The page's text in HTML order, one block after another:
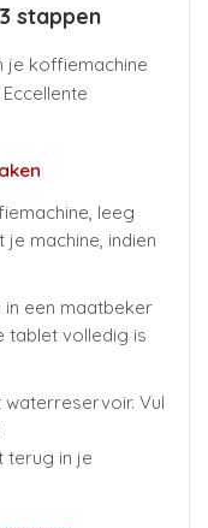
stappen
je koffiemachine
leeg
machine, indien
in een maatbeker
tablet volledig is
Vul
terug in je